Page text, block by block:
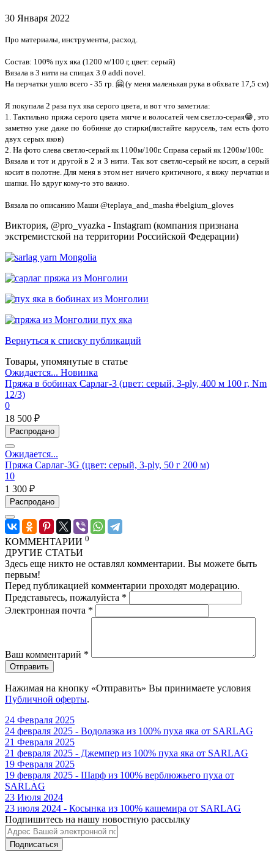
30 Января 2022
Про материалы, инструменты, расход.
Состав: 100% пух яка (1200 м/100 г, цвет: серый)
Вязала в 3 нити на спицах 3.0 addi novel.
На перчатки ушло всего - 35 гр. 🤗 (у меня маленькая рука в обхвате 17,5 см)
Я покупала 2 раза пух яка серого цвета, и вот что заметила:
1. Тактильно пряжа серого цвета мягче и волосатей чем светло-серая😁, это
заметно уже даже по бобинке до стирки(листайте карусель, там есть фото
двух серых яков)
2. На фото слева светло-серый як 1100м/100г. Справа серый як 1200м/100г.
Вязала и тот и другой в 2 и 3 нити. Так вот светло-серый не косит, а серый
косит в полотне. Для меня в этом нет ничего критичного, я вяжу перчатки и
шапки. Но вдруг кому-то это важно.
Вязала по описанию Маши @teplaya_and_masha #belgium_gloves
Виктория, @pro_vyazka - Instagram (компания признана
экстремистской на территории Российской Федерации)
Вернуться к списку публикаций
Товары, упомянутые в статье
Ожидается... Новинка
Пряжа в бобинах Сарлаг-3 (цвет: серый, 3-ply, 400 м 100 г, Nm
12/3)
0
18 500 ₽
Распродано
Ожидается...
Пряжа Сарлаг-3G (цвет: серый, 3-ply, 50 г 200 м)
10
1 300 ₽
Распродано
КОММЕНТАРИИ 0
ДРУГИЕ СТАТЬИ
Здесь еще никто не оставлял комментарии. Вы можете быть
первым!
Перед публикацией комментарии проходят модерацию.
Представьтесь, пожалуйста *
Электронная почта *
Ваш комментарий *
Отправить
Нажимая на кнопку «Отправить» Вы принимаете условия
Публичной оферты.
24 Февраля 2025
24 февраля 2025 - Водолазка из 100% пуха яка от SARLAG
21 Февраля 2025
21 февраля 2025 - Джемпер из 100% пуха яка от SARLAG
19 Февраля 2025
19 февраля 2025 - Шарф из 100% верблюжьего пуха от
SARLAG
23 Июля 2024
23 июля 2024 - Косынка из 100% кашемира от SARLAG
Подпишитесь на нашу новостную рассылку
Подписаться